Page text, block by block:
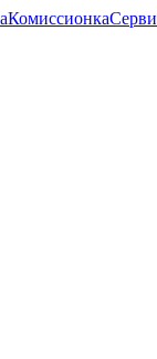
Комиссионка